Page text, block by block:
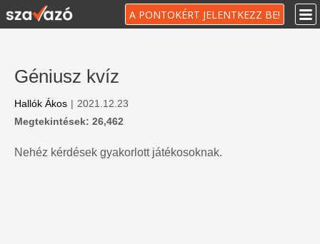
A PONTOKÉRT JELENTKEZZ BE!
Géniusz kvíz
Hallók Ákos | 2021.12.23
Megtekintések: 26,462
Nehéz kérdések gyakorlott játékosoknak.